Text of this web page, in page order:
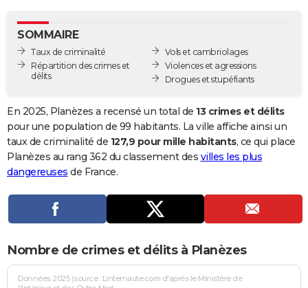
GUIDES D'ACHAT
BONS PLANS
Carte de Noël
Carte Bonne année
Carte Saint-Valentin
Carte Pâques
Carte d'anniversaire
DICTIONNAIRE
Dictionnaire
Biographies
Citations
Expressions
Proverbes
PROGRAMME TV
Se connecter
Entreprises
Service militaire
Avis de recherche
AVIS DE DÉCÈS
Bricolage
Lifestyle
Culture
Sport
Auto
Television
Voyage
Cinema
SOMMAIRE
Taux de criminalité
Répartition des crimes et
délits
Vols et cambriolages
Violences et agressions
Drogues et stupéfiants
En 2025, Planèzes a recensé un total de 13 crimes et délits
pour une population de 99 habitants. La ville affiche ainsi un
taux de criminalité de 127,9 pour mille habitants, ce qui place
Planèzes au rang 362 du classement des villes les plus
dangereuses de France.
Nombre de crimes et délits à Planèzes
Données 2025 (source : Linternaute.com d'après le Ministère de